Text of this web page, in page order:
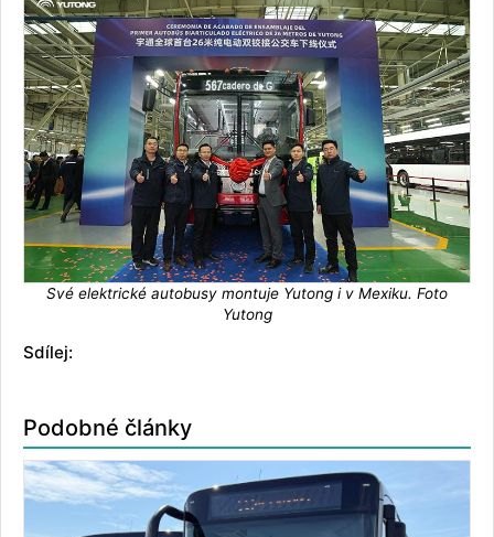
Své elektrické autobusy montuje Yutong i v Mexiku. Foto
Yutong
Sdílej:
Podobné články